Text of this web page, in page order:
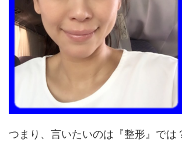
つまり、言いたいのは『整形』では